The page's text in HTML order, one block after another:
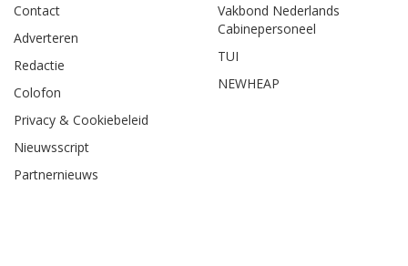
Contact
Adverteren
Redactie
Colofon
Privacy & Cookiebeleid
Nieuwsscript
Partnernieuws
Vakbond Nederlands
Cabinepersoneel
TUI
NEWHEAP